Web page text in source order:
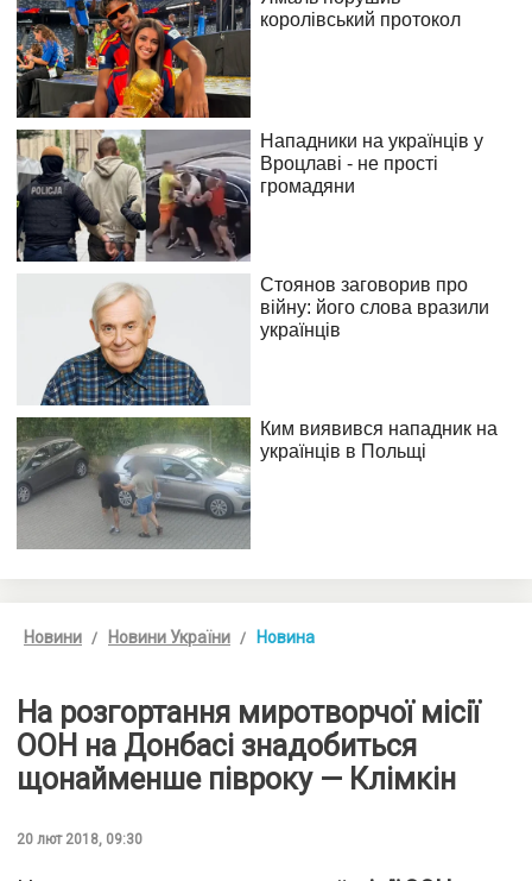
Новини Новини України Новина
На розгортання миротворчої місії
ООН на Донбасі знадобиться
щонайменше півроку — Клімкін
20 лют 2018, 09:30